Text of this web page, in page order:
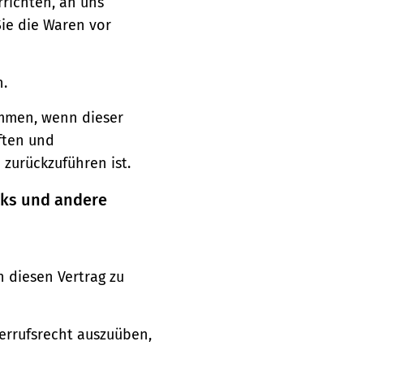
die Waren vor
wenn dieser
und
ist.
und andere
diesen Vertrag zu
auszuüben,